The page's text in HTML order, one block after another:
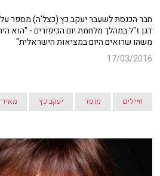
חבר הכנסת לשעבר יעקב כץ (כצל'ה) מספר
דגן ז"ל במהלך מלחמת יום הכיפורים - "הוא
משהו שרואים היום במציאות הישראלית"
17/03/2016
חיילים מוסד יעקב כץ מאיר